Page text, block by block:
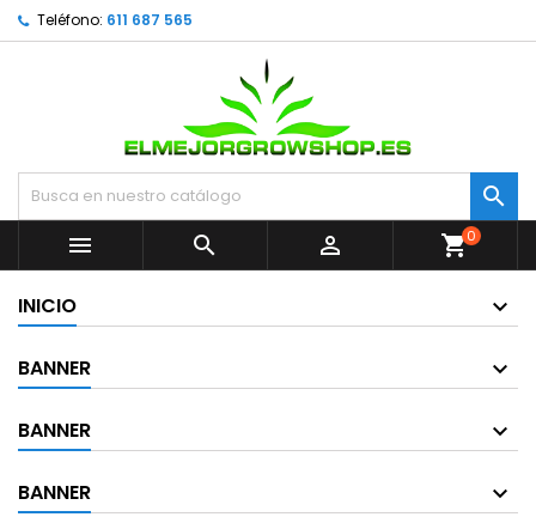
Teléfono: 611 687 565


  shopping_cart0
INICIO
BANNER
BANNER
BANNER